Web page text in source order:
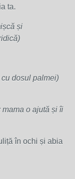
ta.
și
dosul palmei)
o ajută și îi
în ochi și abia